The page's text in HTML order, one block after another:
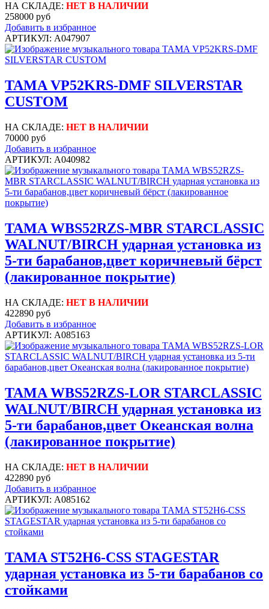
НА СКЛАДЕ: НЕТ В НАЛИЧИИ
258000 руб
Добавить в избранное
АРТИКУЛ: A047907
TAMA VP52KRS-DMF SILVERSTAR
CUSTOM
НА СКЛАДЕ: НЕТ В НАЛИЧИИ
70000 руб
Добавить в избранное
АРТИКУЛ: A040982
TAMA WBS52RZS-MBR STARCLASSIC
WALNUT/BIRCH ударная установка из
5-ти барабанов,цвет коричневый бёрст
(лакированное покрытие)
НА СКЛАДЕ: НЕТ В НАЛИЧИИ
422890 руб
Добавить в избранное
АРТИКУЛ: A085163
TAMA WBS52RZS-LOR STARCLASSIC
WALNUT/BIRCH ударная установка из
5-ти барабанов,цвет Океанская волна
(лакированное покрытие)
НА СКЛАДЕ: НЕТ В НАЛИЧИИ
422890 руб
Добавить в избранное
АРТИКУЛ: A085162
TAMA ST52H6-CSS STAGESTAR
ударная установка из 5-ти барабанов со
стойками